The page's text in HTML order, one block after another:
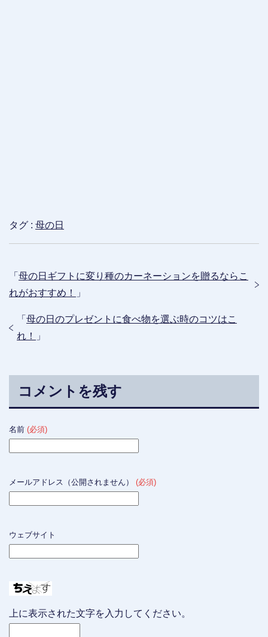
タグ : 母の日
「 母の日ギフトに変り種のカーネーションを贈るならこ
れがおすすめ！
」
「 母の日のプレゼントに食べ物を選ぶ時のコツはこ
れ！
」
コメントを残す
名前 (必須)
メールアドレス（公開されません） (必須)
ウェブサイト
上に表示された文字を入力してください。